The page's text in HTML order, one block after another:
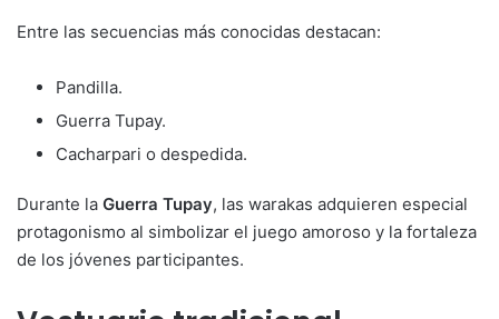
Entre las secuencias más conocidas destacan:
Pandilla.
Guerra Tupay.
Cacharpari o despedida.
Durante la Guerra Tupay, las warakas adquieren especial
protagonismo al simbolizar el juego amoroso y la fortaleza
de los jóvenes participantes.